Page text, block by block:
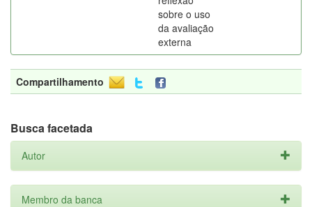
sobre o uso
da avaliação
externa
Compartilhamento
Busca facetada
Autor
Membro da banca